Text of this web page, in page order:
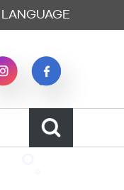
LANGUAGE